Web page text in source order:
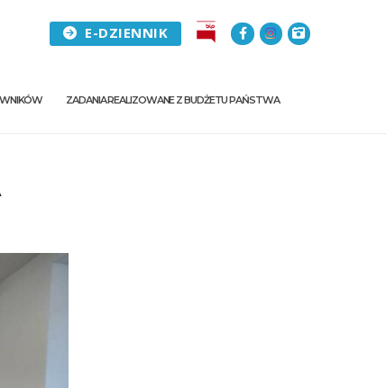
E-DZIENNIK
ZADANIA REALIZOWANE Z BUDŻETU PAŃSTWA